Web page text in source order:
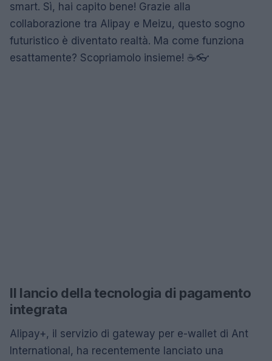
smart. Sì, hai capito bene! Grazie alla
collaborazione tra Alipay e Meizu, questo sogno
futuristico è diventato realtà. Ma come funziona
esattamente? Scopriamolo insieme! ☕👓
Il lancio della tecnologia di pagamento
integrata
Alipay+, il servizio di gateway per e-wallet di Ant
International, ha recentemente lanciato una